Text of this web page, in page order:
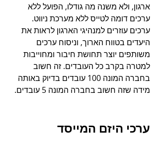
ארגון, ולא משנה מה גודלו, הפועל ללא
ערכים דומה לטייס ללא מערכת ניווט.
ערכים עוזרים למנהיגי הארגון לראות את
היעדים בטווח הארוך, וניסוח ערכים
משותפים יוצר תחושת חיבור ומחוייבות
למטרה בקרב כל העובדים. זה חשוב
בחברה המונה 100 עובדים בדיוק באותה
מידה שזה חשוב בחברה המונה 5 עובדים.
ערכי היזם המייסד